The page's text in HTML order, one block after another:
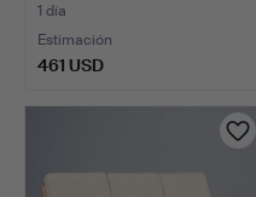
1 día
Estimación
461 USD